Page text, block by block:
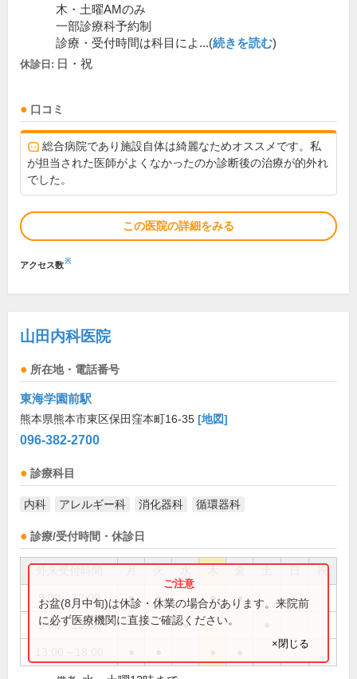
木・土曜AMのみ
一部診療科予約制
診療・受付時間は科目によ...(続きを読む)
休診日: 日・祝
口コミ
総合病院であり施設自体は綺麗なためオススメです。私
が担当された医師がよくなかったのか診断後の治療が的外れ
でした。
この医院の詳細をみる
アクセス数※
山田内科医院
所在地・電話番号
東海学園前駅
熊本県熊本市東区保田窪本町16-35 [地図]
096-382-2700
診療科目
内科 アレルギー科 消化器科 循環器科
診療/受付時間・休診日
祝
9:00～12:00 ● ● ● ●
9:00～13:00 ●
お盆(8月中旬)は休診・休業の場合があります。来院前
に必ず医療機関に直接ご確認ください。
×閉じる